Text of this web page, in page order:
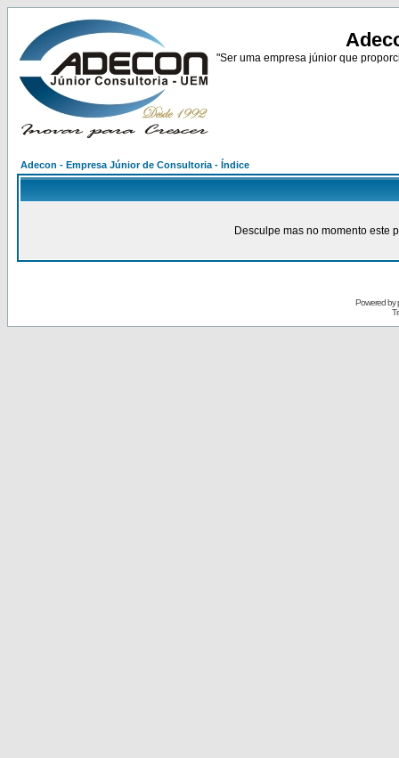
"Ser uma empresa júnior que
Adecon - Empresa Júnior de Consultoria - Índice
Desculpe mas no momento este
Powered by